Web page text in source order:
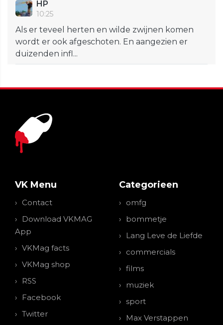
HP
10:25
Als er teveel herten en wilde zwijnen komen
wordt er ook afgeschoten. En aangezien er
duizenden infl...
VK Menu
Contact
Download VKMAG
App
VKMag facts
VKMag shop
RSS
Facebook
Twitter
Categorieen
omfg
bommetje
Lang Leve de Liefde
commercials
films
muziek
sport
Max Verstappen